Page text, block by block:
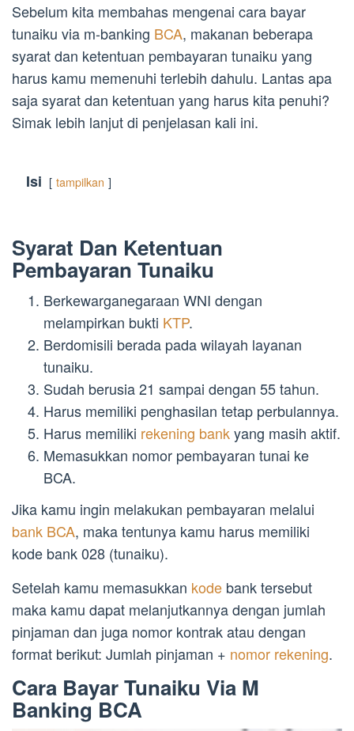
Sebelum kita membahas mengenai cara bayar
tunaiku via m-banking BCA, makanan beberapa
syarat dan ketentuan pembayaran tunaiku yang
harus kamu memenuhi terlebih dahulu. Lantas apa
saja syarat dan ketentuan yang harus kita penuhi?
Simak lebih lanjut di penjelasan kali ini.
Isi tampilkan
Syarat Dan Ketentuan
Pembayaran Tunaiku
Berkewarganegaraan WNI dengan
melampirkan bukti KTP.
Berdomisili berada pada wilayah layanan
tunaiku.
Sudah berusia 21 sampai dengan 55 tahun.
Harus memiliki penghasilan tetap perbulannya.
Harus memiliki rekening bankyang masih aktif.
Memasukkan nomor pembayaran tunai ke
BCA.
Jika kamu ingin melakukan pembayaran melalui
bank BCA, maka tentunya kamu harus memiliki
kode bank 028 (tunaiku).
Setelah kamu memasukkan kode bank tersebut
maka kamu dapat melanjutkannya dengan jumlah
pinjaman dan juga nomor kontrak atau dengan
format berikut: Jumlah pinjaman + nomor rekening.
Cara Bayar Tunaiku Via M
Banking BCA